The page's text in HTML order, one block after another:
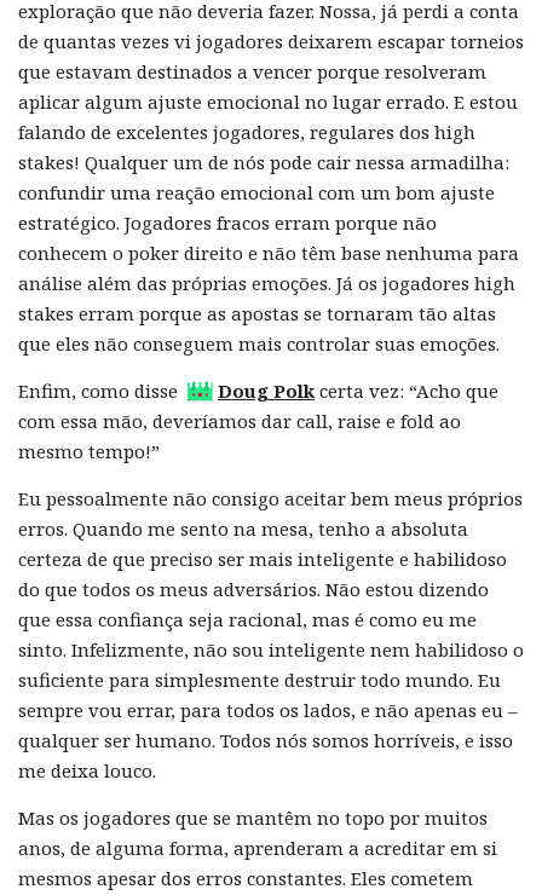
exploração que não deveria fazer. Nossa, já perdi a conta
de quantas vezes vi jogadores deixarem escapar torneios
que estavam destinados a vencer porque resolveram
aplicar algum ajuste emocional no lugar errado. E estou
falando de excelentes jogadores, regulares dos high
stakes! Qualquer um de nós pode cair nessa armadilha:
confundir uma reação emocional com um bom ajuste
estratégico. Jogadores fracos erram porque não
conhecem o poker direito e não têm base nenhuma para
análise além das próprias emoções. Já os jogadores high
stakes erram porque as apostas se tornaram tão altas
que eles não conseguem mais controlar suas emoções.
Enfim, como disse
Doug Polk certa vez: “Acho que
com essa mão, deveríamos dar call, raise e fold ao
mesmo tempo!”
Eu pessoalmente não consigo aceitar bem meus próprios
erros. Quando me sento na mesa, tenho a absoluta
certeza de que preciso ser mais inteligente e habilidoso
do que todos os meus adversários. Não estou dizendo
que essa confiança seja racional, mas é como eu me
sinto. Infelizmente, não sou inteligente nem habilidoso o
suficiente para simplesmente destruir todo mundo. Eu
sempre vou errar, para todos os lados, e não apenas eu –
qualquer ser humano. Todos nós somos horríveis, e isso
me deixa louco.
Mas os jogadores que se mantêm no topo por muitos
anos, de alguma forma, aprenderam a acreditar em si
mesmos apesar dos erros constantes. Eles cometem